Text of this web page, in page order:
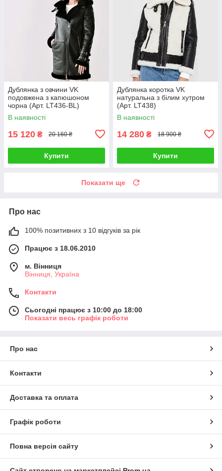
Дублянка з овчини VK
подовжена з капюшоном
чорна (Арт. LT436-BL)
В наявності
15 120 ₴ 20 160 ₴
Купити
Дублянка коротка VK
натуральна з білим хутром
(Арт. LT438)
В наявності
14 280 ₴ 18 900 ₴
Купити
Показати ще
Про нас
100% позитивних з 10 відгуків за рік
Працює з 18.06.2010
м. Вінниця
Вінниця, Україна
Контакти
Сьогодні працює з 10:00 до 18:00
Показати весь графік роботи
Про нас
Контакти
Доставка та оплата
Графік роботи
Повна версія сайту